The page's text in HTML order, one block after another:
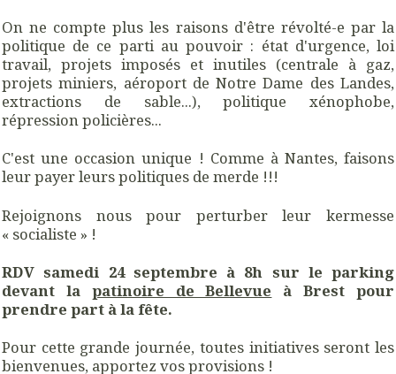
On ne compte plus les raisons d'être révolté-e par la
politique de ce parti au pouvoir : état d'urgence, loi
travail, projets imposés et inutiles (centrale à gaz,
projets miniers, aéroport de Notre Dame des Landes,
extractions de sable...), politique xénophobe,
répression policières...
C'est une occasion unique ! Comme à Nantes, faisons
leur payer leurs politiques de merde !!!
Rejoignons nous pour perturber leur kermesse
« socialiste » !
RDV samedi 24 septembre à 8h sur le parking
devant la patinoire de Bellevue à Brest pour
prendre part à la fête.
Pour cette grande journée, toutes initiatives seront les
bienvenues, apportez vos provisions !